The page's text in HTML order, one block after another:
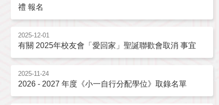
禮 報名
2025-12-01
有關 2025年校友會「愛回家」聖誕聯歡會取消 事宜
2025-11-24
2026 - 2027 年度《小一自行分配學位》取錄名單